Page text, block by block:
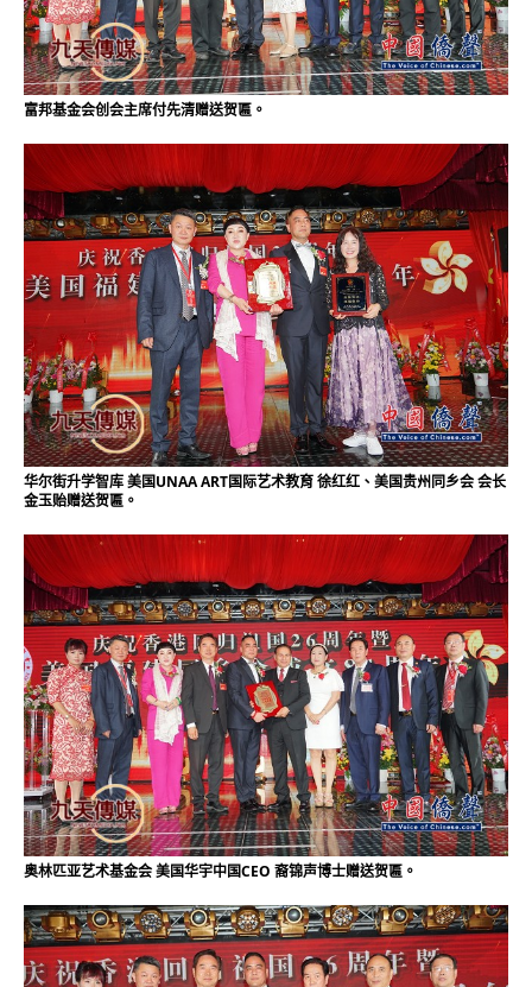
富邦基金会创会主席付先清赠送贺匾。
华尔街升学智库 美国UNAA ART国际艺术教育 徐红红、美国贵州同乡会 会长
金玉贻赠送贺匾。
奥林匹亚艺术基金会 美国华宇中国CEO 裔锦声博士赠送贺匾。